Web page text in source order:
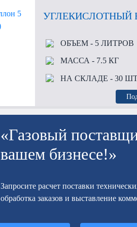
УГЛЕКИСЛОТНЫЙ
ОБЪЕМ- 5 ЛИТРОВ
МАССА - 7.5 КГ
НА СКЛАДЕ - 30
«Газовый
вашем бизнесе!»
Запросите расчет поставки
обработка заказов и выставление